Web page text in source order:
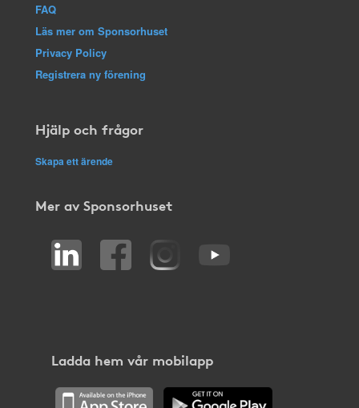
FAQ
Läs mer om Sponsorhuset
Privacy Policy
Registrera ny förening
Hjälp och frågor
Skapa ett ärende
Mer av Sponsorhuset
Ladda hem vår mobilapp